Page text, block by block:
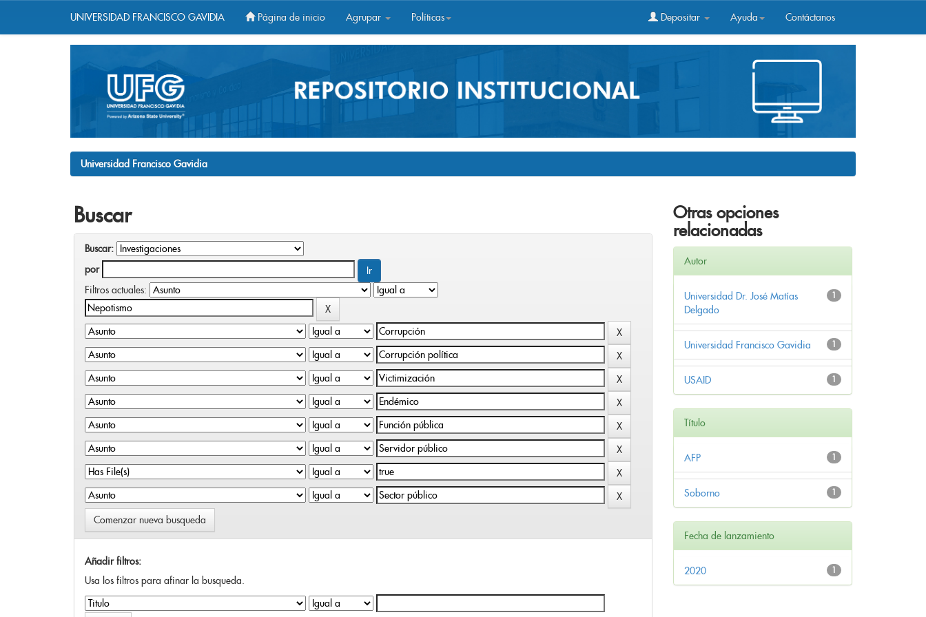
UNIVERSIDAD FRANCISCO GAVIDIA Página de inicio Agrupar Políticas Depositar Ayuda Contáctanos
Universidad Francisco Gavidia
Buscar
Buscar:
por
Filtros actuales:
Comenzar nueva busqueda
Añadir filtros:
Usa los filtros para afinar la busqueda.
Otras opciones
relacionadas
Autor
1
Universidad Dr. José Matías
Delgado
1
Universidad Francisco Gavidia
1
USAID
Título
1
AFP
1
Soborno
Fecha de lanzamiento
1
2020